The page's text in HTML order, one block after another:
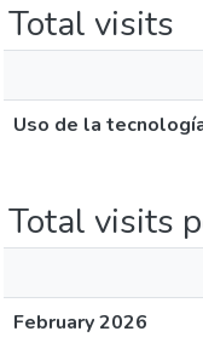
Total visits
Uso de la
Total visits
February 2026